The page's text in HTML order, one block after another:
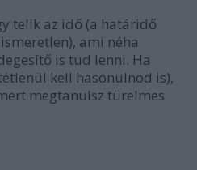
telik az idő (a határidő
ami néha
is tud lenni. Ha
kell hasonulnod is),
megtanulsz türelmes